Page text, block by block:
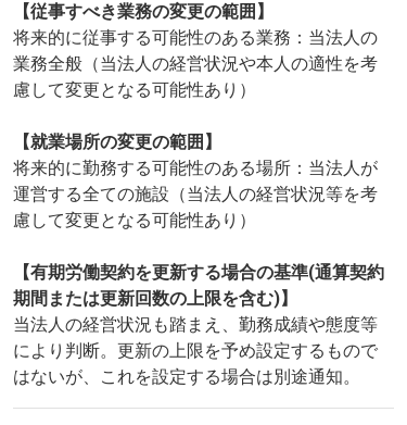
【従事すべき業務の変更の範囲】
将来的に従事する可能性のある業務：当法人の
業務全般（当法人の経営状況や本人の適性を考
慮して変更となる可能性あり）
【就業場所の変更の範囲】
将来的に勤務する可能性のある場所：当法人が
運営する全ての施設（当法人の経営状況等を考
慮して変更となる可能性あり）
【有期労働契約を更新する場合の基準(通算契約
期間または更新回数の上限を含む)】
当法人の経営状況も踏まえ、勤務成績や態度等
により判断。更新の上限を予め設定するもので
はないが、これを設定する場合は別途通知。